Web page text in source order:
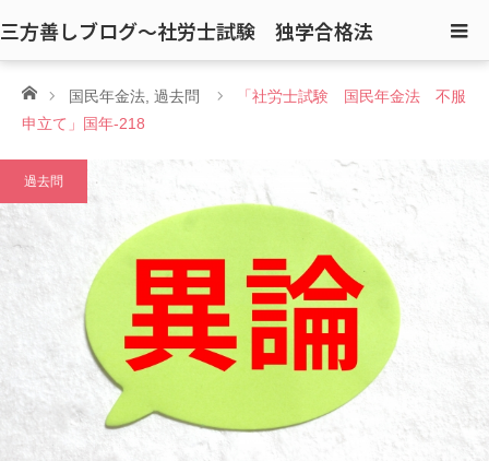
三方善しブログ〜社労士試験 独学合格法
ホーム国民年金法 過去問
「社労士試験 国民年金法 不服
申立て」国年-218
過去問